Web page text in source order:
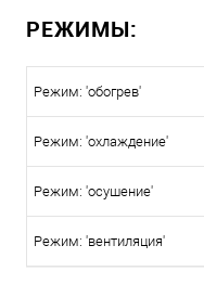
РЕЖИМЫ:
Режим: 'обогрев'
Режим: 'охлаждение'
Режим: 'осушение'
Режим: 'вентиляция'